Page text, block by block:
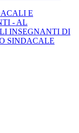
E
- AL
INSEGNANTI DI
SINDACALE